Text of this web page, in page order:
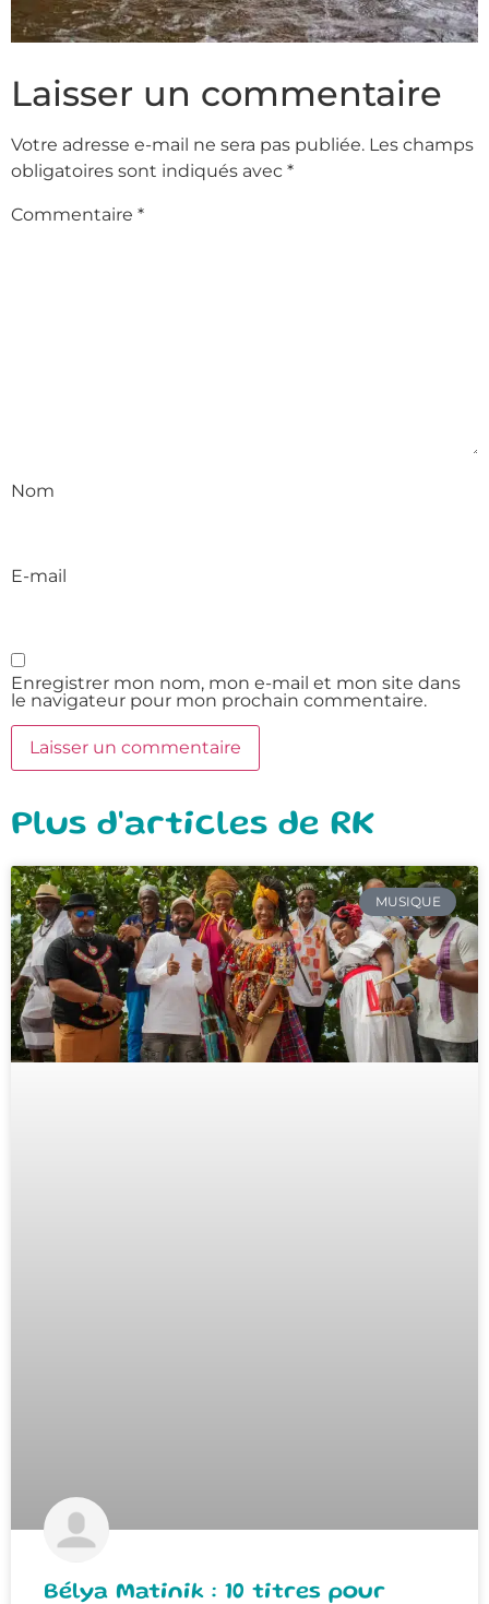
Laisser un commentaire
Votre adresse e-mail ne sera pas publiée. Les champs
obligatoires sont indiqués avec *
Commentaire *
Nom
E-mail
Enregistrer mon nom, mon e-mail et mon site dans
le navigateur pour mon prochain commentaire.
Plus d'articles de RK
MUSIQUE
Bélya Matinik : 10 titres pour